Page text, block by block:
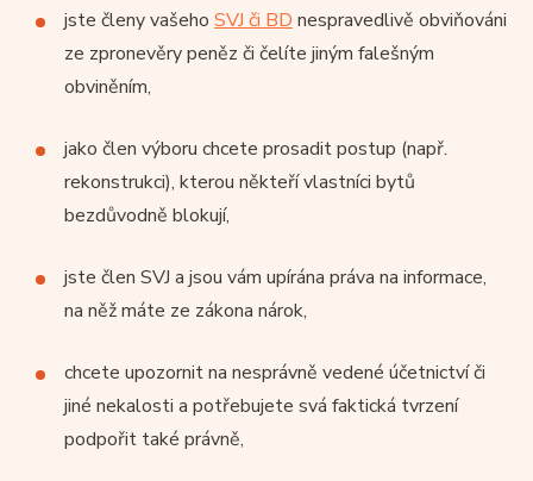
jste členy vašeho SVJ či BD nespravedlivě obviňováni
ze zpronevěry peněz či čelíte jiným falešným
obviněním,
jako člen výboru chcete prosadit postup (např.
rekonstrukci), kterou někteří vlastníci bytů
bezdůvodně blokují,
jste člen SVJ a jsou vám upírána práva na informace,
na něž máte ze zákona nárok,
chcete upozornit na nesprávně vedené účetnictví či
jiné nekalosti a potřebujete svá faktická tvrzení
podpořit také právně,